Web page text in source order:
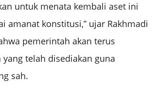
untuk menata kembali aset ini
amanat konstitusi,” ujar Rakhmadi
pemerintah akan terus
telah disediakan guna
sah.